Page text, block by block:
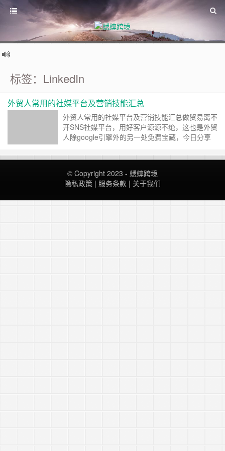
标签：LinkedIn
外贸人常用的社媒平台及营销技能汇总
外贸人常用的社媒平台及营销技能汇总做贸易离不
开SNS社媒平台，用好客户源源不绝，这也是外贸
人除google引擎外的另一处免费宝藏，今日分享
基础牢记三点：1、使用固定设备以及网络环境
（登录IP混乱乱），科学冲浪；2、注册信息与身
份信息一致，避免封禁；3、新账号猥琐发育莫频
繁营销、发私信、更换个人信息。一、WhatsApp
© Copyright 2023 - 蟋蟀跨境
隐私政策 | 服务条款 | 关于我们